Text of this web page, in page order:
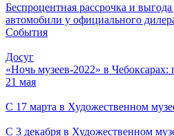
Беспроцентная рассрочка и
автомобили у официального
События
Досуг
«Ночь музеев-2022» в
21 мая
С 17 марта в Художественном
С 3 декабря в Художественном